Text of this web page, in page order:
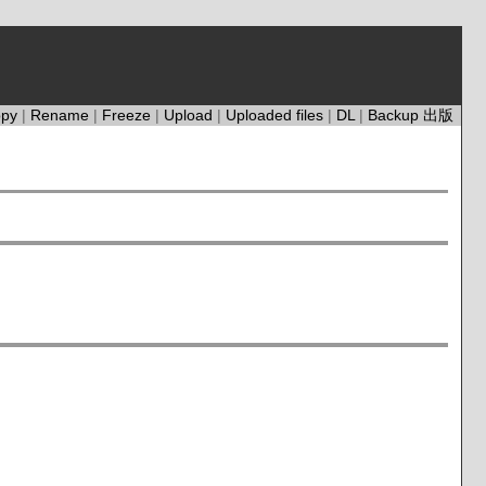
| Rename | Freeze | Upload | Uploaded files | DL | Backup 出版